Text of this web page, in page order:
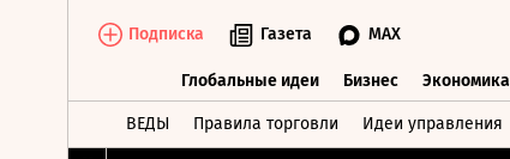
Подписка Газета MAX
Глобальные идеи Бизнес Экономика
ВЕДЫ Правила торговли Идеи управления